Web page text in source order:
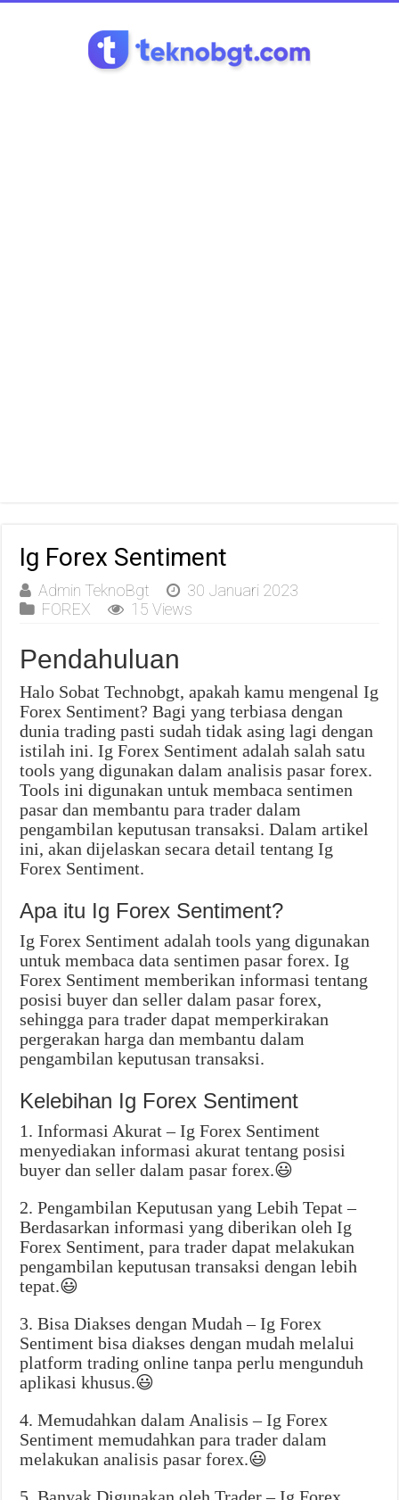
Ig Forex Sentiment
Admin TeknoBgt
30 Januari 2023
FOREX
15 Views
Pendahuluan
Halo Sobat Technobgt, apakah kamu mengenal Ig
Forex Sentiment? Bagi yang terbiasa dengan
dunia trading pasti sudah tidak asing lagi dengan
istilah ini. Ig Forex Sentiment adalah salah satu
tools yang digunakan dalam analisis pasar forex.
Tools ini digunakan untuk membaca sentimen
pasar dan membantu para trader dalam
pengambilan keputusan transaksi. Dalam artikel
ini, akan dijelaskan secara detail tentang Ig
Forex Sentiment.
Apa itu Ig Forex Sentiment?
Ig Forex Sentiment adalah tools yang digunakan
untuk membaca data sentimen pasar forex. Ig
Forex Sentiment memberikan informasi tentang
posisi buyer dan seller dalam pasar forex,
sehingga para trader dapat memperkirakan
pergerakan harga dan membantu dalam
pengambilan keputusan transaksi.
Kelebihan Ig Forex Sentiment
1. Informasi Akurat – Ig Forex Sentiment
menyediakan informasi akurat tentang posisi
buyer dan seller dalam pasar forex.😃
2. Pengambilan Keputusan yang Lebih Tepat –
Berdasarkan informasi yang diberikan oleh Ig
Forex Sentiment, para trader dapat melakukan
pengambilan keputusan transaksi dengan lebih
tepat.😃
3. Bisa Diakses dengan Mudah – Ig Forex
Sentiment bisa diakses dengan mudah melalui
platform trading online tanpa perlu mengunduh
aplikasi khusus.😃
4. Memudahkan dalam Analisis – Ig Forex
Sentiment memudahkan para trader dalam
melakukan analisis pasar forex.😃